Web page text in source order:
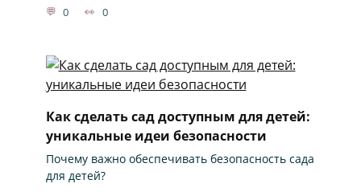
0 0
Как сделать сад доступным для детей:
уникальные идеи безопасности
Почему важно обеспечивать безопасность сада
для детей?